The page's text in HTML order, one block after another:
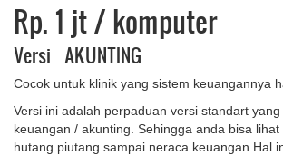
Rp. 1 ​jt/ komputer
Versi AKUNTING
Cocok untuk klinik yang sistem keuangannya
Versi ini adalah perpaduan versi standart
keuangan / akunting. Sehingga anda bisa
hutang piutang sampai neraca keuangan.Hal